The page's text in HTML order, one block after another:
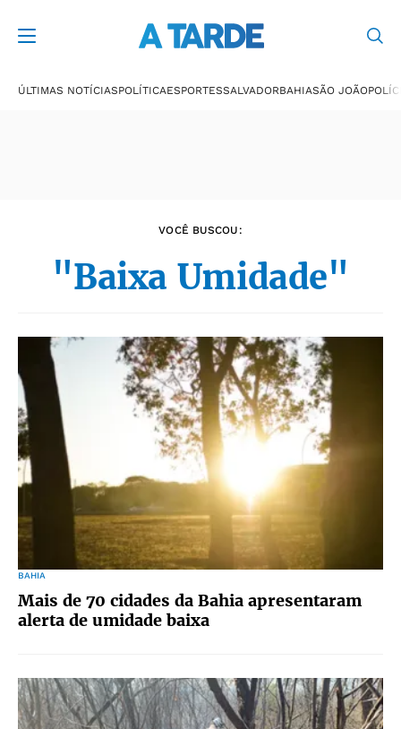
ÚLTIMAS NOTÍCIASPOLÍTICAESPORTESSALVADORBAHIASÃO JOÃO
VOCÊ BUSCOU:
"Baixa Umidade"
BAHIA
Mais de 70 cidades da Bahia apresentaram
alerta de umidade baixa